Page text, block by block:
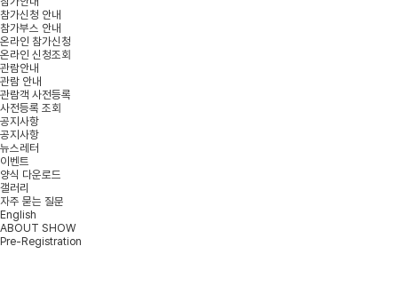
참가신청 안내
참가부스 안내
온라인 참가신청
온라인 신청조회
관람안내
관람 안내
관람객 사전등록
사전등록 조회
공지사항
공지사항
뉴스레터
이벤트
양식 다운로드
갤러리
자주 묻는 질문
English
ABOUT SHOW
Pre-Registration